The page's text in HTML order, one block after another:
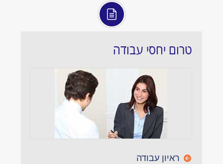
טרום יחסי עבודה
ראיון עבודה